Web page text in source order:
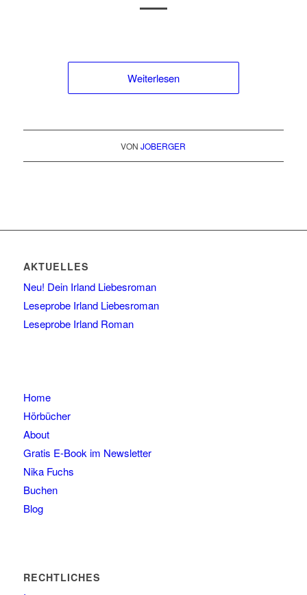
Weiterlesen
VONJOBERGER
AKTUELLES
Neu! Dein Irland Liebesroman
Leseprobe Irland Liebesroman
Leseprobe Irland Roman
Home
Hörbücher
About
Gratis E-Book im Newsletter
Nika Fuchs
Buchen
Blog
RECHTLICHES